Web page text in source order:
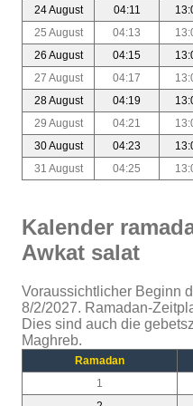
24 August
04:11
25 August
04:13
26 August
04:15
27 August
04:17
28 August
04:19
29 August
04:21
30 August
04:23
31 August
04:25
Kalender
Awkat salat
Voraussichtlicher Beginn
8/2/2027. Ramadan-
Dies sind auch die
Maghreb.
Ramadan
1